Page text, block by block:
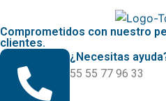
Comprometidos con nuestro
clientes.
¿Necesitas
55 55 77 96 33